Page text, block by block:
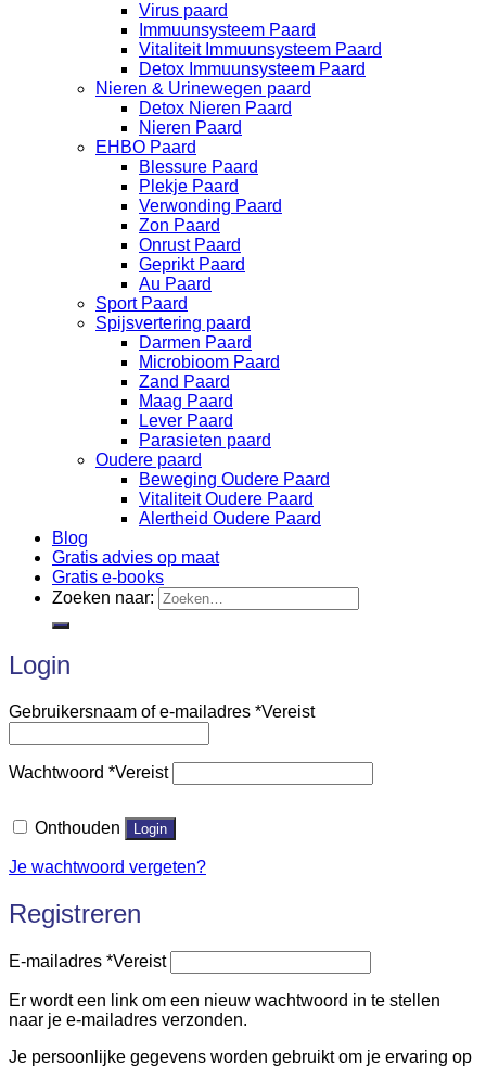
Virus paard
Immuunsysteem Paard
Vitaliteit Immuunsysteem Paard
Detox Immuunsysteem Paard
Nieren & Urinewegen paard
Detox Nieren Paard
Nieren Paard
EHBO Paard
Blessure Paard
Plekje Paard
Verwonding Paard
Zon Paard
Onrust Paard
Geprikt Paard
Au Paard
Sport Paard
Spijsvertering paard
Darmen Paard
Microbioom Paard
Zand Paard
Maag Paard
Lever Paard
Parasieten paard
Oudere paard
Beweging Oudere Paard
Vitaliteit Oudere Paard
Alertheid Oudere Paard
Blog
Gratis advies op maat
Gratis e-books
Zoeken naar:
Login
Gebruikersnaam of e-mailadres *Vereist
Wachtwoord *Vereist
Onthouden Login
Je wachtwoord vergeten?
Registreren
E-mailadres *Vereist
Er wordt een link om een nieuw wachtwoord in te stellen
naar je e-mailadres verzonden.
Je persoonlijke gegevens worden gebruikt om je ervaring op